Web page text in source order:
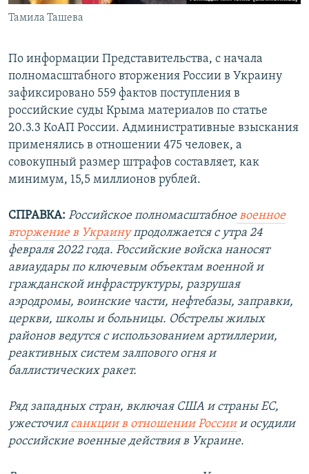
Тамила Ташева
По информации Представительства, с начала
полномасштабного вторжения России в Украину
зафиксировано 559 фактов поступления в
российские суды Крыма материалов по статье
20.3.3 КоАП России. Административные взыскания
применялись в отношении 475 человек, а
совокупный размер штрафов составляет, как
минимум, 15,5 миллионов рублей.
СПРАВКА: Российское полномасштабноевоенное
вторжение в Украинупродолжается с утра 24
февраля 2022 года. Российские войска наносят
авиаудары по ключевым объектам военной и
гражданской инфраструктуры, разрушая
аэродромы, воинские части, нефтебазы, заправки,
церкви, школы и больницы. Обстрелы жилых
районов ведутся с использованием артиллерии,
реактивных систем залпового огня и
баллистических ракет.
Ряд западных стран, включая США и страны ЕС,
ужесточилсанкции в отношении Россиии осудили
российские военные действия в Украине.